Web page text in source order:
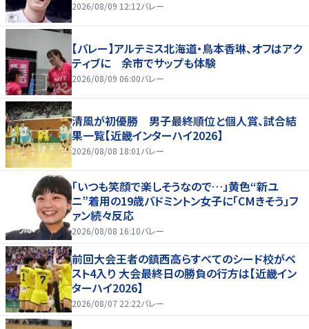
2026/08/09 12:12バレー
【バレー】アルテミス北海道・鳥本香琳、オフはアク
ティブに 余市でサップも体験
2026/08/09 06:00バレー
清風が初優勝 男子最終順位と個人賞、試合結
果一覧【近畿インターハイ2026】
2026/08/08 18:01 バレー
「いつも笑顔で楽しそうなので…」黄色“新ユ
ニ”着用の19歳バドミントン女子に「CMきそう」フ
ァン続々反応
2026/08/08 16:10バレー
前回大会王者の鎮西高らすべてのシード校がベ
スト4入り 大会最終日の勝負の行方は【近畿イン
ターハイ2026】
2026/08/07 22:22バレー